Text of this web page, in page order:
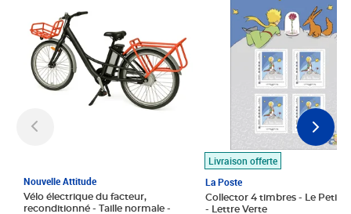
Nouvelle Attitude
Vélo électrique du facteur,
reconditionné - Taille normale -
Livraison offerte
La Poste
Collector 4 timbres - Le Petit
- Lettre Verte